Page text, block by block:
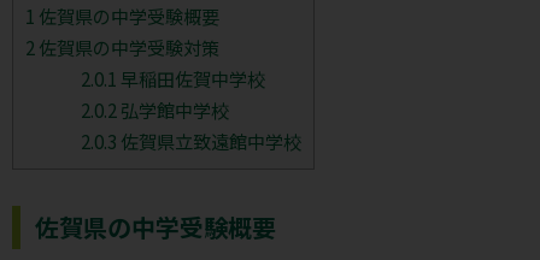
1 佐賀県の中学受験概要
2 佐賀県の中学受験対策
2.0.1 早稲田佐賀中学校
2.0.2 弘学館中学校
2.0.3 佐賀県立致遠館中学校
佐賀県の中学受験概要